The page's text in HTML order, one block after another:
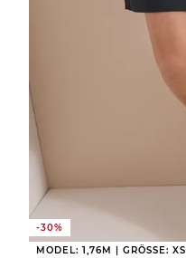
-30%
MODEL: 1,76M | GRÖSSE: XS